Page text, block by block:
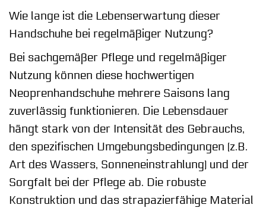
Wie lange ist die Lebenserwartung dieser
Handschuhe bei regelmäßiger Nutzung?
Bei sachgemäßer Pflege und regelmäßiger
Nutzung können diese hochwertigen
Neoprenhandschuhe mehrere Saisons lang
zuverlässig funktionieren. Die Lebensdauer
hängt stark von der Intensität des Gebrauchs,
den spezifischen Umgebungsbedingungen (z.B.
Art des Wassers, Sonneneinstrahlung) und der
Sorgfalt bei der Pflege ab. Die robuste
Konstruktion und das strapazierfähige Material